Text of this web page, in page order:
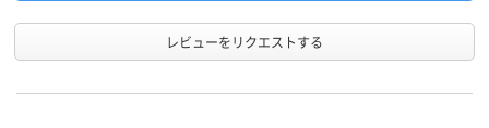
レビューをリクエストする